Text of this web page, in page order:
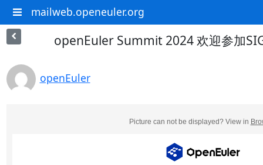
mailweb.openeuler.org
openEuler Summit 2024 欢迎参加
openEuler
Picture can not be displayed? View in